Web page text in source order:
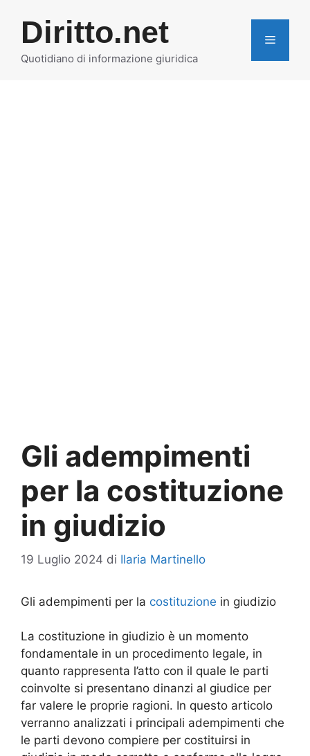
contenuto
Diritto.net
Quotidiano di informazione giuridica
MENU
Gli adempimenti
per la costituzione
in giudizio
19 Luglio 2024 di Ilaria Martinello
Gli adempimenti per la costituzione in giudizio
La costituzione in giudizio è un momento
fondamentale in un procedimento legale, in
quanto rappresenta l’atto con il quale le parti
coinvolte si presentano dinanzi al giudice per
far valere le proprie ragioni. In questo articolo
verranno analizzati i principali adempimenti che
le parti devono compiere per costituirsi in